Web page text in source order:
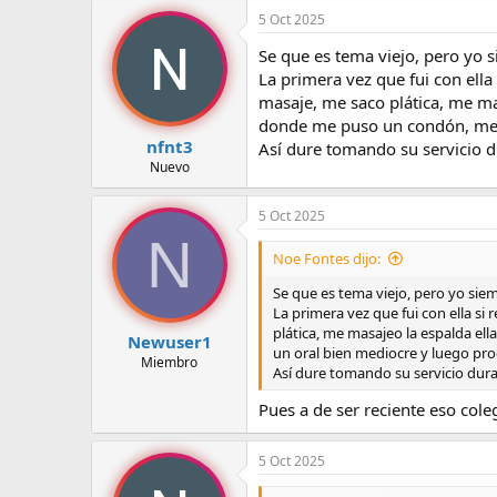
aclaro que no habia sexo,
estaba yo mas nervioso por que
la camilla y no se por que pero
evitar ver de reojo como se
la calidad del audio ni hablamos
Empezo el masaje no sin antes
intente relajarme, supongo que
frecuente, me pregunto a que me
esta nada comoda pero la
nada, un masaje bastante
fácil el doble y bueno para no
aburriendome pero
cabeza hasta los pies (parece
pechos y su cabello me rosaran
con tu chava- paso su lengua
Volvió a bajar un poco por mi
Ya boca arriba y con esos besos
pero la verdad solo era para
c
i
o
n
e
s
nfnt3
Nuevo
5 Oct 2025
Se que es tema viejo, pero yo
La primera vez que fui con
masaje, me saco plática, me
donde me puso un condón,
Así dure tomando su servicio
N
Newuser1
Miembro
5 Oct 2025
Noe Fontes dijo:
Se que es tema viejo, pero yo
La primera vez que fui con ella si
plática, me masajeo la espalda
un oral bien mediocre y luego
Así dure tomando su servicio
Pues a de ser reciente eso
5 Oct 2025